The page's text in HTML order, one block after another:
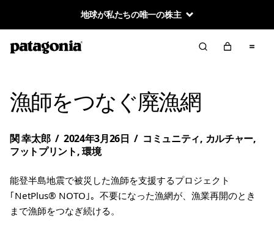
地球が私たちの唯一の株主
漁師をつなぐ廃漁網
関 幸太郎 / 2024年3月26日 / コミュニティ, カルチャー,
フットプリント,環境
能登半島地震で被災した漁師を支援するプロジェクト
｢NetPlus® NOTO｣。不要になった漁網が、漁業再開のとき
まで漁師をつなぎ続ける。